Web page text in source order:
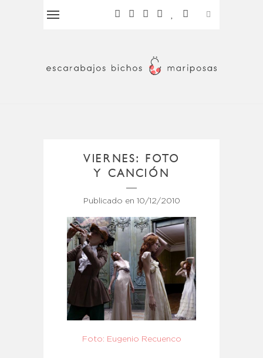
VIERNES: FOTO
Y CANCIÓN
Publicado en 10/12/2010
Foto: Eugenio Recuenco